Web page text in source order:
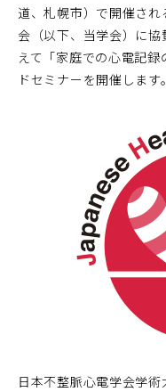
道、札幌市）で開催さ
会（以下、当学会）に
えて「家庭での心電記
ドセミナーを開催します。
日本不整脈心電学会学